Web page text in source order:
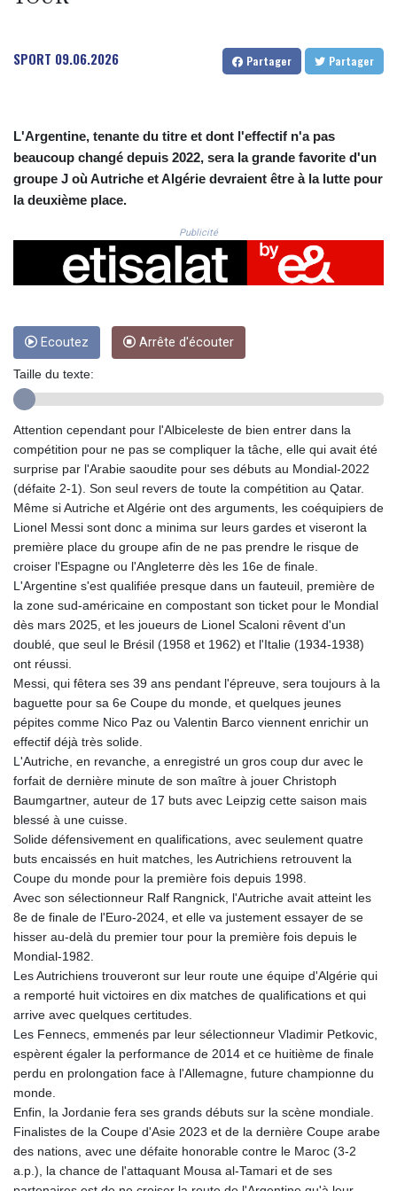
CVE 110.26363
DOP 67.289164
DZD 152.967099
EGP 57.380687
FJD 2.553384
FKP 0.857252
GBP 0.858527
GHS 13.526832
GIP 0.857252
GNF 10123.874202
GYD 241.157003
HKD 9.067746
HNL 30.895616
HRK 7.536622
HTG 150.718127
HUF 363.096405
IDR 20580.370421
ILS 3.468234
IMP 0.857252
INR 110.076256
IQD 1509.981237
IRR
ISK 142.598215
JEP 0.857252
JMD 183.057725
JPY 182.445186
KES 149.158147
KGS 101.104505
KMF 492.514185
KRW 1627.677557
KWD 0.356853
KYD 0.960588
KZT 540.233287
LAK 26025.676609
103223.017367
LKR 386.635196
LRD 208.057415
LSL 18.726567
LTL 3.413768
LVL 0.699335
MAD 10.743067
MDL 20.044751
MGA 4918.938878
MKD 61.524236
SPORT 09.06.2026 Partager Partager
L'Argentine, tenante du titre et dont l'effectif n'a pas
beaucoup changé depuis 2022, sera la grande favorite d'un
groupe J où Autriche et Algérie devraient être à la lutte pour
la deuxième place.
Publicité
Ecoutez Arrête d'écouter
Taille du texte:
Attention cependant pour l'Albiceleste de bien entrer dans la
compétition pour ne pas se compliquer la tâche, elle qui avait été
surprise par l'Arabie saoudite pour ses débuts au Mondial-2022
(défaite 2-1). Son seul revers de toute la compétition au Qatar.
Même si Autriche et Algérie ont des arguments, les coéquipiers de
Lionel Messi sont donc a minima sur leurs gardes et viseront la
première place du groupe afin de ne pas prendre le risque de
croiser l'Espagne ou l'Angleterre dès les 16e de finale.
L'Argentine s'est qualifiée presque dans un fauteuil, première de
la zone sud-américaine en compostant son ticket pour le Mondial
dès mars 2025, et les joueurs de Lionel Scaloni rêvent d'un
doublé, que seul le Brésil (1958 et 1962) et l'Italie (1934-1938)
ont réussi.
Messi, qui fêtera ses 39 ans pendant l'épreuve, sera toujours à la
baguette pour sa 6e Coupe du monde, et quelques jeunes
pépites comme Nico Paz ou Valentin Barco viennent enrichir un
effectif déjà très solide.
L'Autriche, en revanche, a enregistré un gros coup dur avec le
forfait de dernière minute de son maître à jouer Christoph
Baumgartner, auteur de 17 buts avec Leipzig cette saison mais
blessé à une cuisse.
Solide défensivement en qualifications, avec seulement quatre
buts encaissés en huit matches, les Autrichiens retrouvent la
Coupe du monde pour la première fois depuis 1998.
Avec son sélectionneur Ralf Rangnick, l'Autriche avait atteint les
8e de finale de l'Euro-2024, et elle va justement essayer de se
hisser au-delà du premier tour pour la première fois depuis le
Mondial-1982.
Les Autrichiens trouveront sur leur route une équipe d'Algérie qui
a remporté huit victoires en dix matches de qualifications et qui
arrive avec quelques certitudes.
Les Fennecs, emmenés par leur sélectionneur Vladimir Petkovic,
espèrent égaler la performance de 2014 et ce huitième de finale
perdu en prolongation face à l'Allemagne, future championne du
monde.
Enfin, la Jordanie fera ses grands débuts sur la scène mondiale.
Finalistes de la Coupe d'Asie 2023 et de la dernière Coupe arabe
des nations, avec une défaite honorable contre le Maroc (3-2
a.p.), la chance de l'attaquant Mousa al-Tamari et de ses